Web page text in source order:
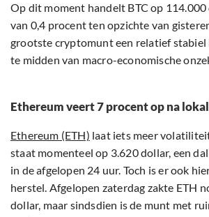
Op dit moment handelt BTC op 114.000
van 0,4 procent ten opzichte van
grootste cryptomunt een relatief stabiel
te midden van macro-economische
Ethereum veert 7 procent op na
Ethereum (ETH) laat iets meer
staat momenteel op 3.620 dollar, een
in de afgelopen 24 uur. Toch is er ook
herstel. Afgelopen zaterdag zakte ETH
dollar, maar sindsdien is de munt met